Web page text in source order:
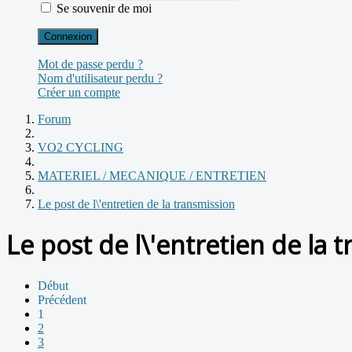
Se souvenir de moi
Connexion
Mot de passe perdu ?
Nom d'utilisateur perdu ?
Créer un compte
Forum
VO2 CYCLING
MATERIEL / MECANIQUE / ENTRETIEN
Le post de l\'entretien de la transmission
Le post de l\'entretien de la
Début
Précédent
1
2
3